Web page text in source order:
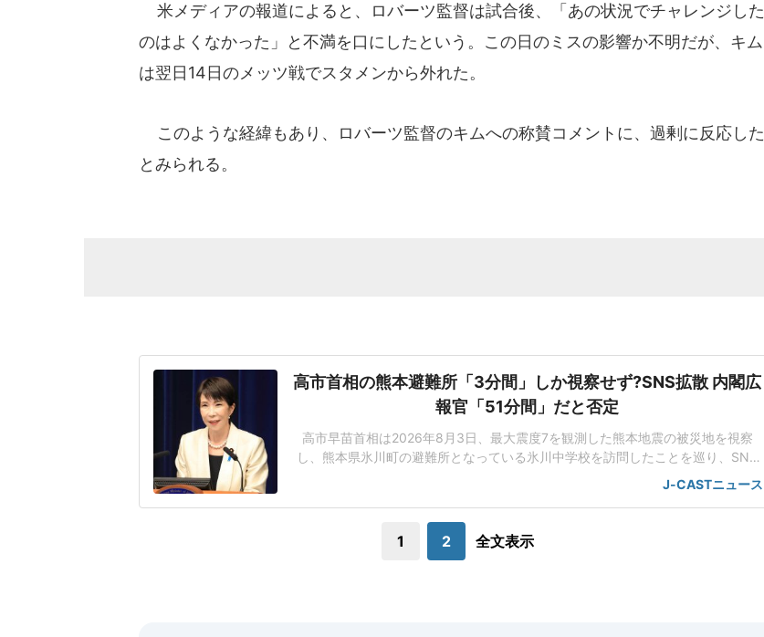
米メディアの報道によると、ロバーツ監督は試合後、「あの状況でチャレンジした
のはよくなかった」と不満を口にしたという。この日のミスの影響か不明だが、キム
は翌日14日のメッツ戦でスタメンから外れた。
このような経緯もあり、ロバーツ監督のキムへの称賛コメントに、過剰に反応した
とみられる。
高市首相の熊本避難所「3分間」しか視察せず?SNS拡散 内閣広
報官「51分間」だと否定
高市早苗首相は2026年8月3日、最大震度7を観測した熊本地震の被災地を視察
し、熊本県氷川町の避難所となっている氷川中学校を訪問したことを巡り、SNS
上では、高市氏がわずか「3分間」しか滞在しなかったという情報が拡散してい
る。これに対し、内閣広報官の公式Xアカウントは4日、事実と全く異なる情報が
学校の滞在時間が「3分間」だと
J-CASTニュース
1 2 全文表示